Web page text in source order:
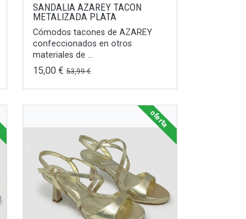
SANDALIA AZAREY TACON
METALIZADA PLATA
Cómodos tacones de AZAREY
confeccionados en otros
materiales de ...
15,00 €53,99 €
oferta